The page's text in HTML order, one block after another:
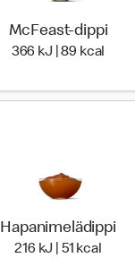
McFeast-dippi
366 kJ | 89 kcal
Hapanimelädippi
216 kJ | 51 kcal